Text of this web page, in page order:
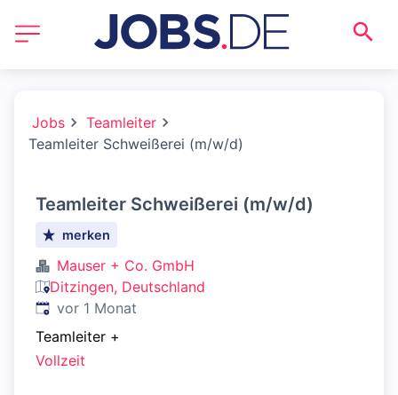
Jobs
Teamleiter
Teamleiter Schweißerei (m/w/d)
Teamleiter Schweißerei (m/w/d)
merken
Mauser + Co. GmbH
Ditzingen, Deutschland
Veröffentlicht:
vor 1 Monat
Teamleiter +
Vollzeit